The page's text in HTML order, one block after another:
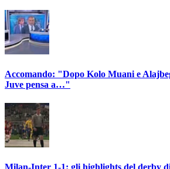
Accomando: "Dopo Kolo Muani e
Juve pensa a…"
Milan-Inter 1-1: gli highlights del derby